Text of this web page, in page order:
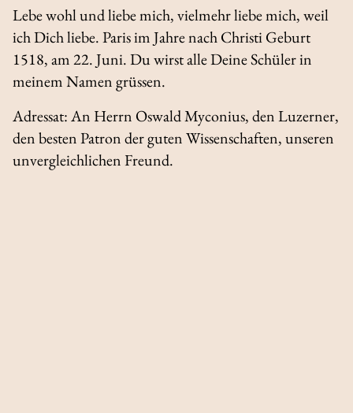
Lebe wohl und liebe mich, vielmehr liebe mich, weil
ich Dich liebe. Paris im Jahre nach Christi Geburt
1518, am 22. Juni. Du wirst alle Deine Schüler in
meinem Namen grüssen.
Adressat: An Herrn Oswald Myconius, den Luzerner,
den besten Patron der guten Wissenschaften, unseren
unvergleichlichen Freund.